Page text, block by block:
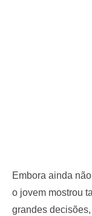
Embora ainda
o jovem mostrou
grandes